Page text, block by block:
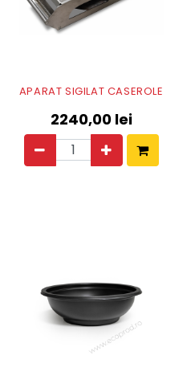
APARAT SIGILAT CASEROLE
2240,00lei